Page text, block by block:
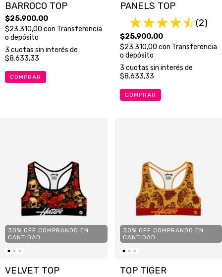
BARROCO TOP
$25.900,00
$23.310,00 con Transferencia
o depósito
3 cuotas sin interés de
$8.633,33
COMPRAR
PANELS TOP
(2)
$25.900,00
$23.310,00 con Transferencia
o depósito
3 cuotas sin interés de
$8.633,33
COMPRAR
30% OFF COMPRANDO EN
CANTIDAD
VELVET TOP
30% OFF COMPRANDO EN
CANTIDAD
TOP TIGER